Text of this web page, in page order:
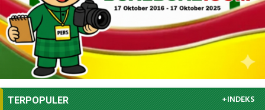
TERPOPULER +INDEKS